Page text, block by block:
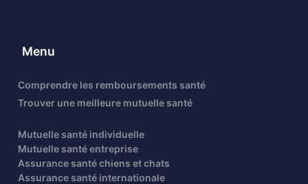
Menu
Comprendre les remboursements santé
Trouver une meilleure mutuelle santé
Mutuelle santé individuelle
Mutuelle santé entreprise
Assurance santé chiens et chats
Assurance santé internationale